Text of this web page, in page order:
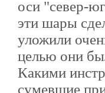
оси "север-
эти шары
уложили
целью они
Какими
сумевшие